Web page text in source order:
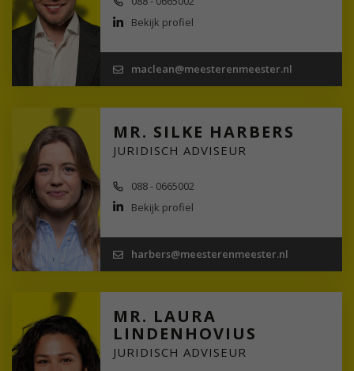
Bekijk profiel
maclean@meesterenmeester.nl
MR. SILKE HARBERS
JURIDISCH ADVISEUR
088 - 0665002
Bekijk profiel
harbers@meesterenmeester.nl
MR. LAURA
LINDENHOVIUS
JURIDISCH ADVISEUR